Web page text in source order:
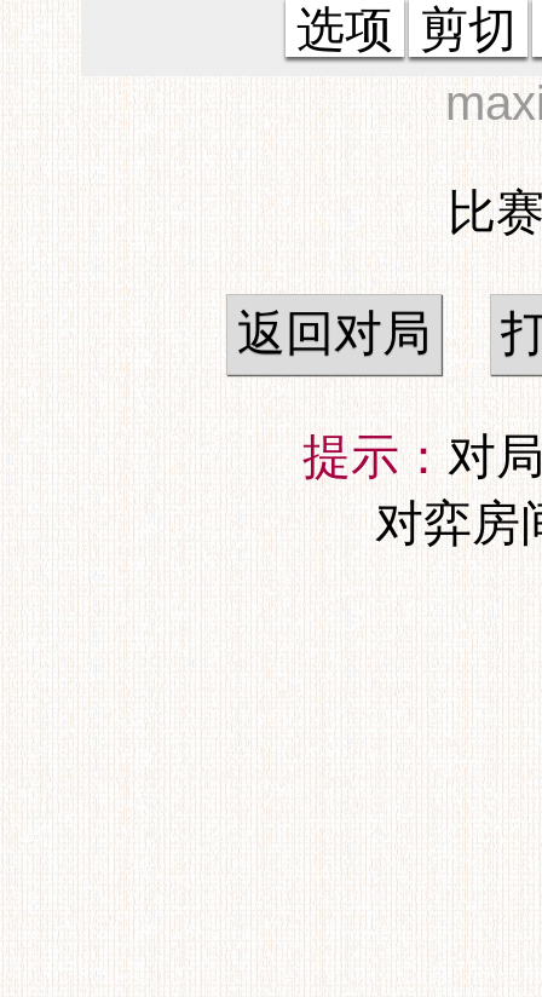
选项 剪切
比
返回对局
提示：对
对弈房